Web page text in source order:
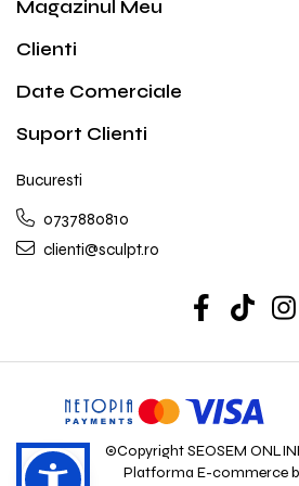
Magazinul Meu
Clienti
Date Comerciale
Suport Clienti
Bucuresti
0737880810
clienti@sculpt.ro
©Copyright SEOSEM
Platforma E-commerce